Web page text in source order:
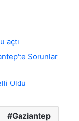
açtı
Sorunlar
Oldu
Gaziantep